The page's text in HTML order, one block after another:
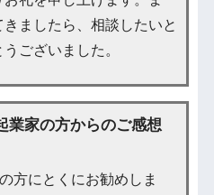
ましたら、相談したいと
ございました。
業家の方からのご感想
方にとくにお勧めしま